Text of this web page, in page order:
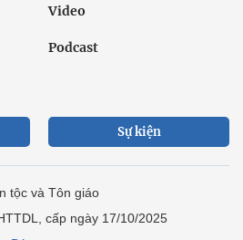
Video
Podcast
Sự kiện
tộc và Tôn giáo
cấp ngày 17/10/2025